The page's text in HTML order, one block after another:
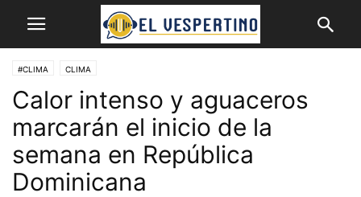
#CLIMA CLIMA
Calor intenso y aguaceros
marcarán el inicio de la
semana en República
Dominicana